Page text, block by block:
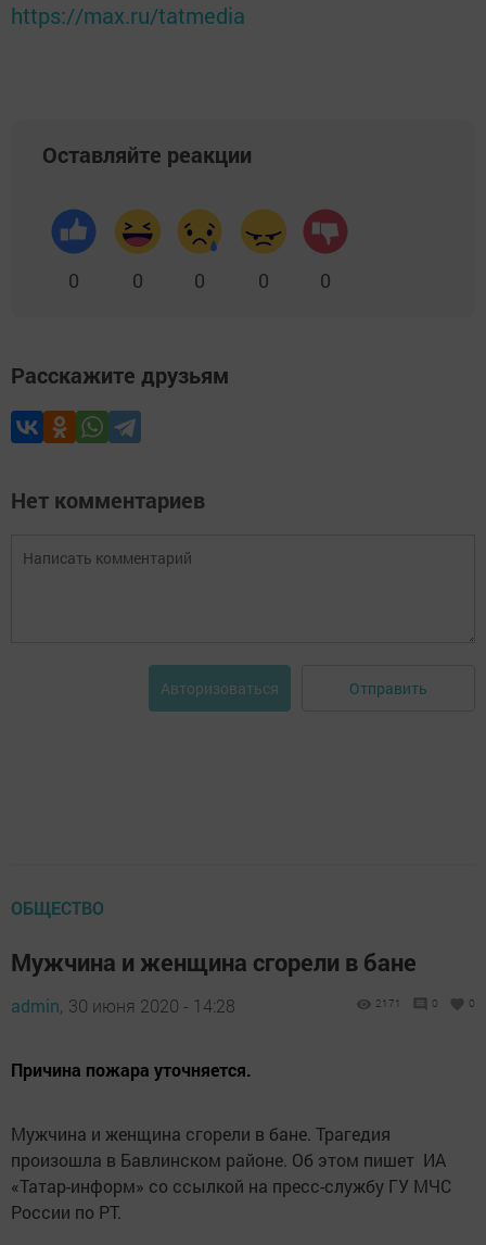
https://max.ru/tatmedia
Оставляйте реакции
0 0 0 0 0
Расскажите друзьям
Нет комментариев
Авторизоваться Отправить
ОБЩЕСТВО
Мужчина и женщина сгорели в бане
admin, 30 июня 2020 - 14:28 2171 0 0
Причина пожара уточняется.
Мужчина и женщина сгорели в бане. Трагедия
произошла в Бавлинском районе. Об этом пишет ИА
«Татар-информ» со ссылкой на пресс-службу ГУ МЧС
России по РТ.